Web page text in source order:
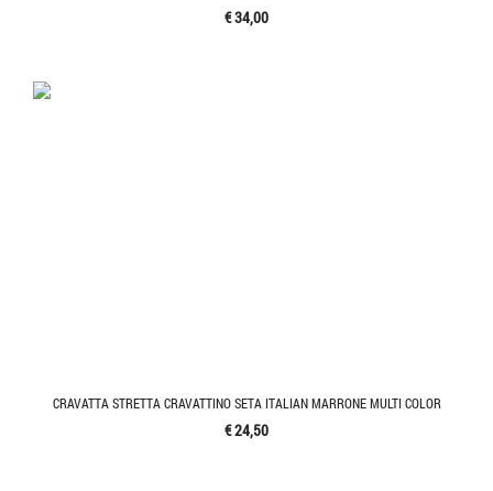
€ 34,00
CRAVATTA STRETTA CRAVATTINO SETA ITALIAN MARRONE MULTI COLOR
€ 24,50